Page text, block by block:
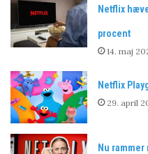
Netflix
procent
14. maj
Netflix
29. april
Nu